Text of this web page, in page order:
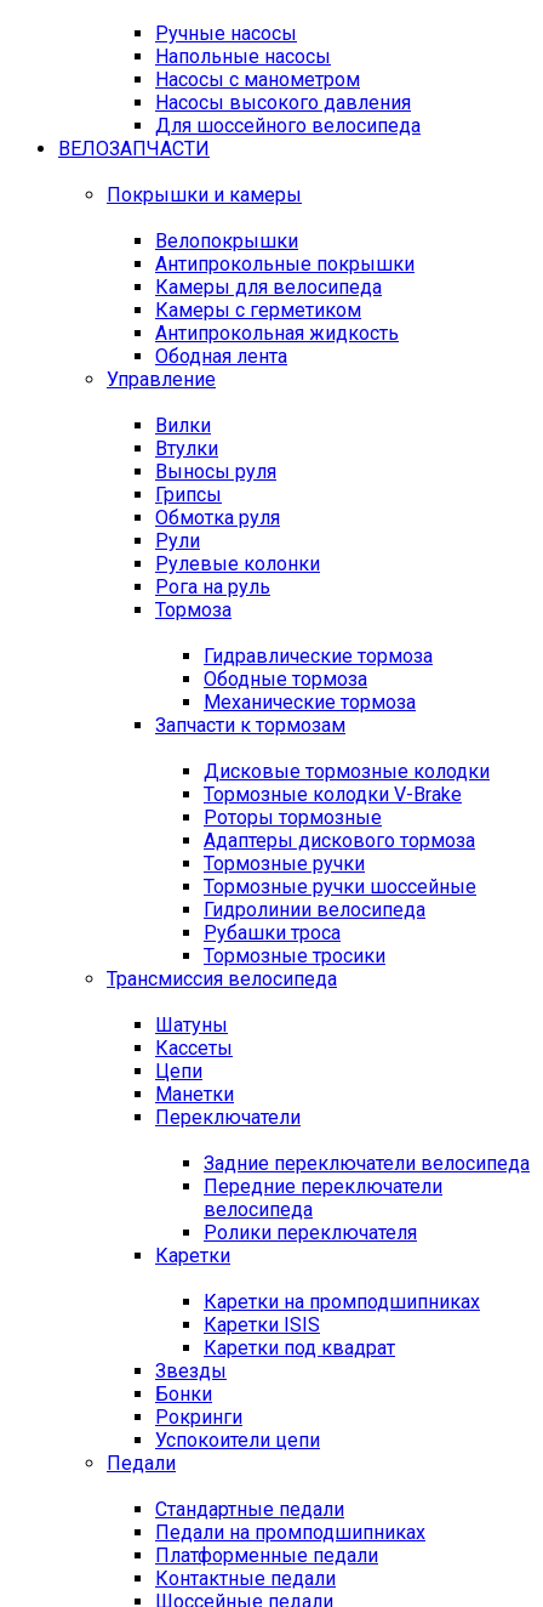
Ручные насосы
Напольные насосы
Насосы с манометром
Насосы высокого давления
Для шоссейного велосипеда
ВЕЛОЗАПЧАСТИ
Покрышки и камеры
Велопокрышки
Антипрокольные покрышки
Камеры для велосипеда
Камеры с герметиком
Антипрокольная жидкость
Ободная лента
Управление
Вилки
Втулки
Выносы руля
Грипсы
Обмотка руля
Рули
Рулевые колонки
Рога на руль
Тормоза
Гидравлические тормоза
Ободные тормоза
Механические тормоза
Запчасти к тормозам
Дисковые тормозные колодки
Тормозные колодки V-Brake
Роторы тормозные
Адаптеры дискового тормоза
Тормозные ручки
Тормозные ручки шоссейные
Гидролинии велосипеда
Рубашки троса
Тормозные тросики
Трансмиссия велосипеда
Шатуны
Кассеты
Цепи
Манетки
Переключатели
Задние переключатели велосипеда
Передние переключатели
велосипеда
Ролики переключателя
Каретки
Каретки на промподшипниках
Каретки ISIS
Каретки под квадрат
Звезды
Бонки
Рокринги
Успокоители цепи
Педали
Стандартные педали
Педали на промподшипниках
Платформенные педали
Контактные педали
Шоссейные педали